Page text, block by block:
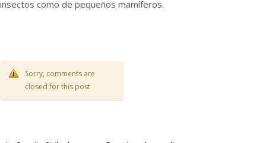
insectos como de pequeños mamíferos.
Sorry, comments are
closed for this post